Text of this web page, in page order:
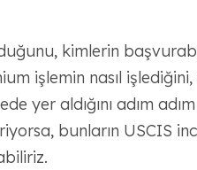
kimlerin
işlemin nasıl
yer aldığını adım
bunların USCIS